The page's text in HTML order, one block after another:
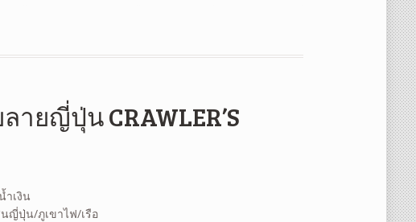
ายญี่ปุ่น CRAWLER’S
ำเงิน
ญี่ปุ่น/ภูเขาไฟ/เรือ